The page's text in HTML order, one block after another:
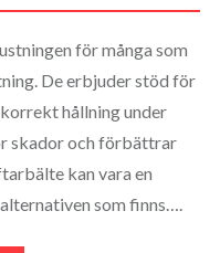
för många som
De erbjuder stöd för
hållning under
skador och förbättrar
kan vara en
som finns….